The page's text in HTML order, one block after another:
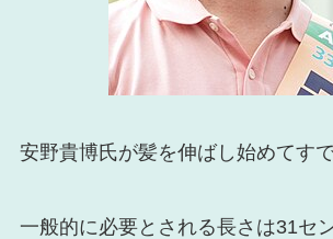
安野貴博氏が髪を伸ばし始めてすで
一般的に必要とされる長さは31セ